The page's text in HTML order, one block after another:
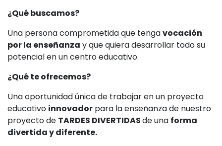
¿Qué buscamos?
Una persona comprometida que tengavocación
por la enseñanza y que quiera desarrollar todo su
potencial en un centro educativo.
¿Qué te ofrecemos?
Una oportunidad única de trabajar en un proyecto
educativo innovador para la enseñanza de nuestro
proyecto de TARDES DIVERTIDASde una forma
divertida y diferente.